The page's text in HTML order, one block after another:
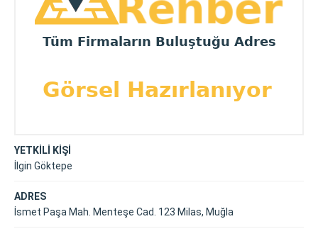
YETKİLİ KİŞİ
İlgin Göktepe
ADRES
İsmet Paşa Mah. Menteşe Cad. 123 Milas, Muğla